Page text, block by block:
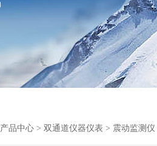
产品中心 > 双通道仪器仪表 > 震动监测仪